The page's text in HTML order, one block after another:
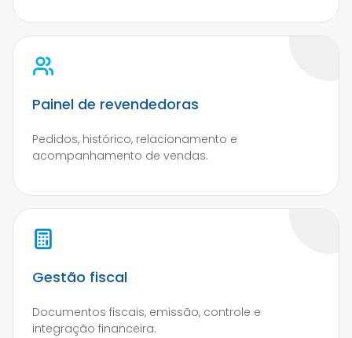
Painel de revendedoras
Pedidos, histórico, relacionamento e
acompanhamento de vendas.
Gestão fiscal
Documentos fiscais, emissão, controle e
integração financeira.